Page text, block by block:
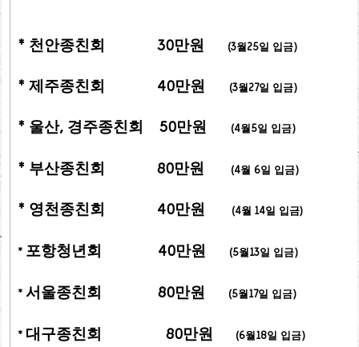
* 천안종친회 30만원 (3월25일 입금)
* 제주종친회 40만원 (3월27일 입금)
* 울산, 경주종친회 50만원 (4월5일 입금)
* 부산종친회 80만원 (4월 6일 입금)
* 영천종친회 40만원 (4월 14일 입금)
* 포항청년회 40만원 (5월13일 입금)
* 서울종친회 80만원 (5월17일 입금)
* 대구종친회 80만원 (6월18일 입금)